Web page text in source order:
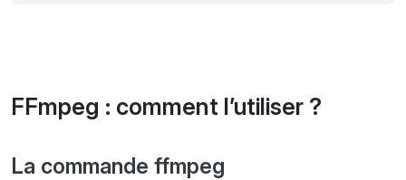
FFmpeg : comment l’utiliser ?
La commande ffmpeg